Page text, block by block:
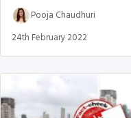
Pooja Chaudhuri
24th February 2022